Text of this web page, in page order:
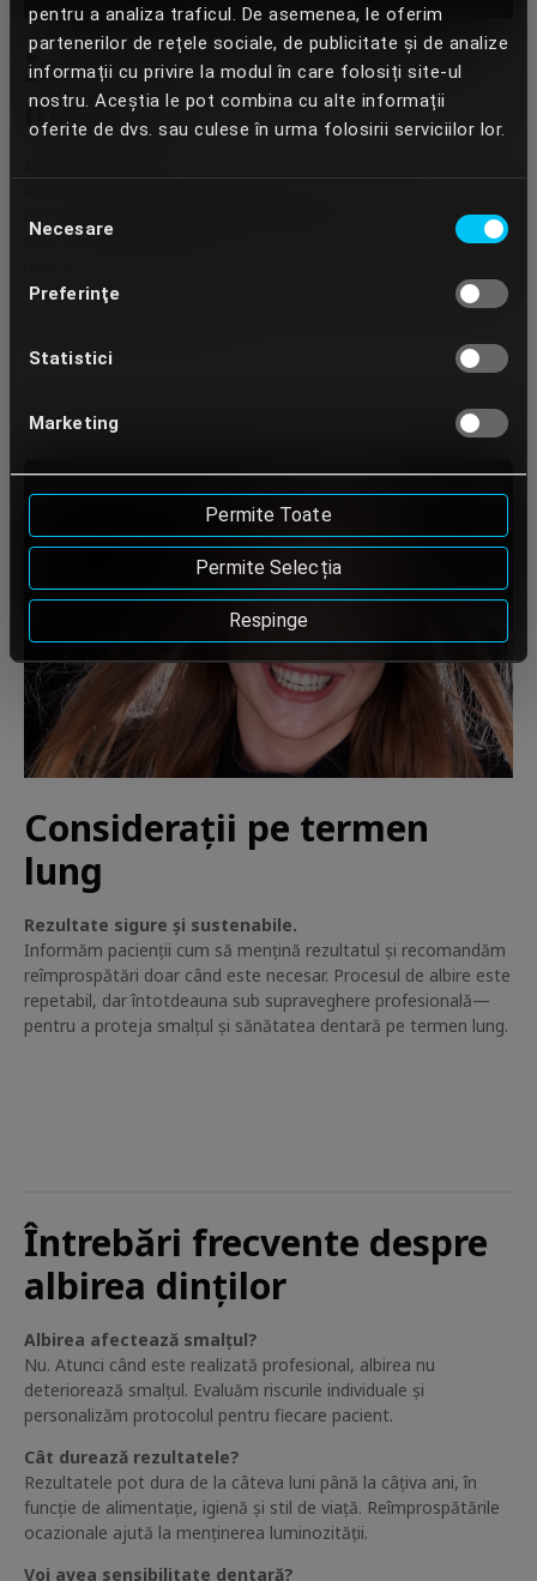
pentru a analiza traficul. De asemenea, le oferim
partenerilor de rețele sociale, de publicitate și de analize
informații cu privire la modul în care folosiți site-ul
nostru. Aceștia le pot combina cu alte informații
oferite de dvs. sau culese în urma folosirii serviciilor lor.
consimțământului
Necesare
Preferinţe
Statistici
Marketing
Permite Toate
Permite Selecția
Respinge
Intervenție minimă, efect
maxim
remodelare sau anestezie. Atunci când este indicată, aduce un
plus de luminozitate aproape instant, fără perioadă de
vizibil cu un efort minim.
Considerații pe termen
lung
Rezultate sigure și sustenabile.
Informăm pacienții cum să mențină rezultatul și recomandăm
reîmprospătări doar când este necesar. Procesul de albire este
repetabil, dar întotdeauna sub supraveghere profesională—
pentru a proteja smalțul și sănătatea dentară pe termen lung.
Întrebări frecvente despre
albirea dinților
Albirea afectează smalțul?
Nu. Atunci când este realizată profesional, albirea nu
deteriorează smalțul. Evaluăm riscurile individuale și
personalizăm protocolul pentru fiecare pacient.
Cât durează rezultatele?
Rezultatele pot dura de la câteva luni până la câțiva ani, în
funcție de alimentație, igienă și stil de viață. Reîmprospătările
ocazionale ajută la menținerea luminozității.
Voi avea sensibilitate dentară?